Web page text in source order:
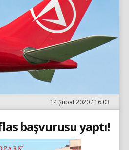
14 Şubat 2020 / 16:03
başvurusu yaptı!